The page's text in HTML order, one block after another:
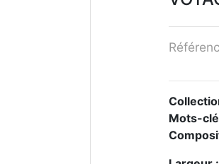
Mots-